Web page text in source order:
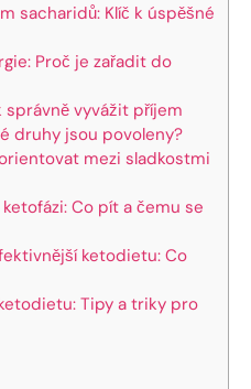
sacharidů: Klíč k úspěšné
Proč je zařadit do
správně vyvážit příjem
druhy jsou povoleny?
mezi sladkostmi
Co pít a čemu se
ketodietu: Co
Tipy a triky pro